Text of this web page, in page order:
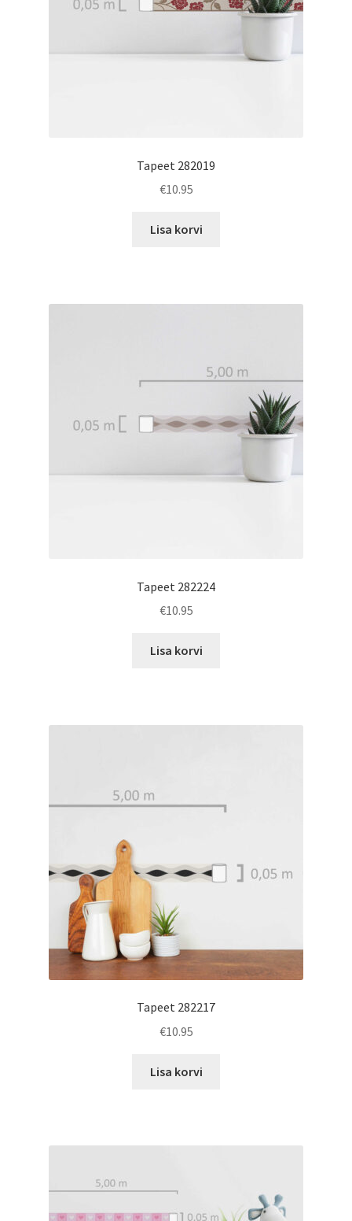
Tapeet 282019
€10.95
Lisa korvi
Tapeet 282224
€10.95
Lisa korvi
Tapeet 282217
€10.95
Lisa korvi